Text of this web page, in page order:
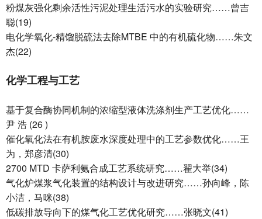
粉煤灰强化剩余活性污泥处理生活污水的实验研究……曾吉
聪(19)
电化学氧化-精馏脱硫法去除MTBE 中的有机硫化物……朱文
杰(22)
化学工程与工艺
基于复合酶协同机制的浓缩型液体洗涤剂生产工艺优化……
尹 浩 (26 )
催化氧化法在有机胺废水深度处理中的工艺参数优化……王
为，郑彦清(30)
2700 MTD 卡萨利氨合成工艺系统研究……翟大举(34)
气化炉煤浆气化装置的结构设计与改进研究……孙向峰，陈
小洁，马咪(38)
低碳排放导向下的煤气化工艺优化研究……张晓文(41)